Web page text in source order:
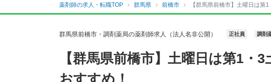
薬剤師の求人・転職TOP 群馬県 前橋市 【群馬県前橋市】土曜日は第
群馬県前橋市・調剤薬局の薬剤師求人（法人名非公開） 正社員 調剤
【群馬県前橋市】土曜日は第1・
おすすめ！